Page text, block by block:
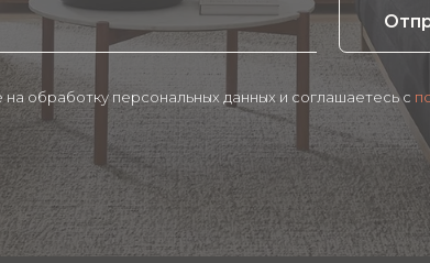
обработку персональных данных и соглашаетесь c